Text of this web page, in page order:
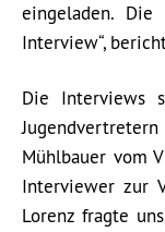
eingeladen.
Interview“,
Die Interviews
Mühlbauer vom
Interviewer zur
Lorenz fragte